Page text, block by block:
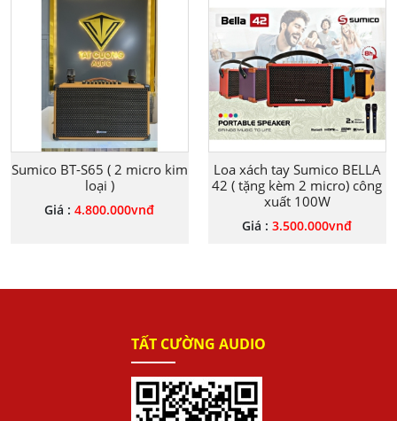
Sumico BT-S65 ( 2 micro kim
loại )
Giá :4.800.000vnđ
Loa xách tay Sumico BELLA
42 ( tặng kèm 2 micro) công
xuất 100W
Giá :3.500.000vnđ
TẤT CƯỜNG AUDIO